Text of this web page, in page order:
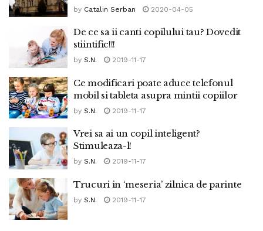
by Catalin Serban 2020-04-05
De ce sa ii canti copilului tau? Dovedit
stiintific!!!
by S.N. 2019-11-17
Ce modificari poate aduce telefonul
mobil si tableta asupra mintii copiilor
by S.N. 2019-11-17
Vrei sa ai un copil inteligent?
Stimuleaza-l!
by S.N. 2019-11-17
Trucuri in ‘meseria’ zilnica de parinte
by S.N. 2019-11-17